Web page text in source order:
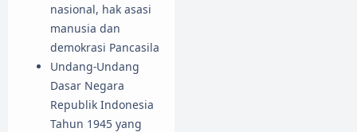
nasional, hak asasi
manusia dan
demokrasi Pancasila
Undang-Undang
Dasar Negara
Republik Indonesia
Tahun 1945 yang